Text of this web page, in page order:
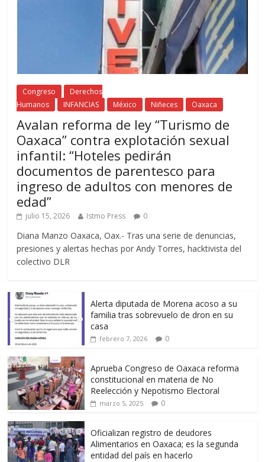
Congreso
Derechos
Humanos
INFANCIAS México Niñeces Oaxaca
Avalan reforma de ley “Turismo de
Oaxaca” contra explotación sexual
infantil: “Hoteles pedirán
documentos de parentesco para
ingreso de adultos con menores de
edad”
julio 15, 2026 Istmo Press 0
Diana Manzo Oaxaca, Oax.- Tras una serie de denuncias,
presiones y alertas hechas por Andy Torres, hacktivista del
colectivo DLR
Alerta diputada de Morena acoso a su
familia tras sobrevuelo de dron en su
casa
febrero 7, 2026 0
Aprueba Congreso de Oaxaca reforma
constitucional en materia de No
Reelección y Nepotismo Electoral
marzo 5, 2025 0
Oficializan registro de deudores
Alimentarios en Oaxaca; es la segunda
entidad del país en hacerlo